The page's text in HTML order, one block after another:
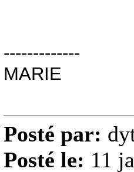
-------------
MARIE
Posté par:
Posté le: 11